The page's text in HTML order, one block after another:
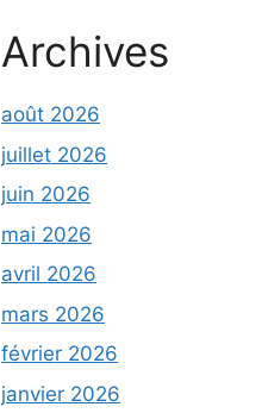
Archives
août 2026
juillet 2026
juin 2026
mai 2026
avril 2026
mars 2026
février 2026
janvier 2026